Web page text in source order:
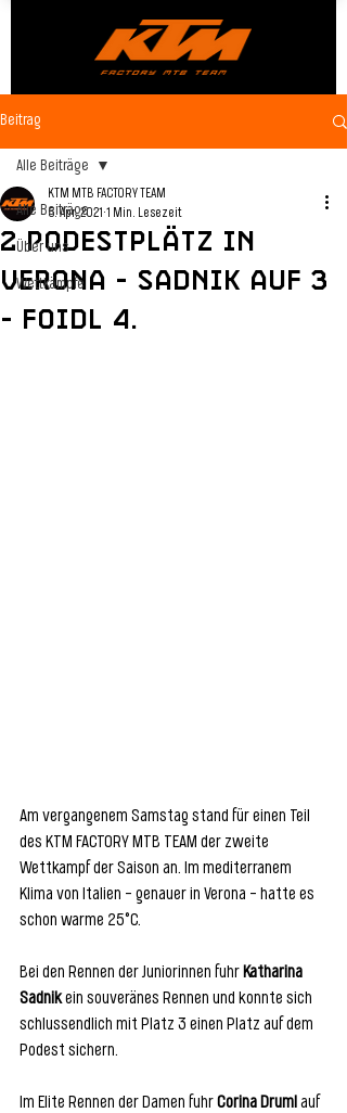
Beitrag
Alle Beiträge
Über uns
Wettkämpfe
Alle Beiträge
2 Podestplätz in
Verona - Sadnik auf 3
- Foidl 4.
KTM MTB FACTORY TEAM
5. Apr. 2021 1 Min. Lesezeit
Am vergangenem Samstag stand für einen Teil
des KTM FACTORY MTB TEAM der zweite
Wettkampf der Saison an. Im mediterranem
Klima von Italien – genauer in Verona – hatte es
schon warme 25°C.
Bei den Rennen der Juniorinnen fuhr Katharina
Sadnik ein souveränes Rennen und konnte sich
schlussendlich mit Platz 3 einen Platz auf dem
Podest sichern.
Im Elite Rennen der Damen fuhr Corina Druml auf